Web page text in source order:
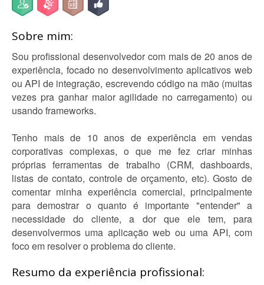
Sobre mim:
Sou profissional desenvolvedor com mais de 20 anos de
experiência, focado no desenvolvimento aplicativos web
ou API de integração, escrevendo código na mão (muitas
vezes pra ganhar maior agilidade no carregamento) ou
usando frameworks.
Tenho mais de 10 anos de experiência em vendas
corporativas complexas, o que me fez criar minhas
próprias ferramentas de trabalho (CRM, dashboards,
listas de contato, controle de orçamento, etc). Gosto de
comentar minha experiência comercial, principalmente
para demostrar o quanto é importante "entender" a
necessidade do cliente, a dor que ele tem, para
desenvolvermos uma aplicação web ou uma API, com
foco em resolver o problema do cliente.
Resumo da experiência profissional: